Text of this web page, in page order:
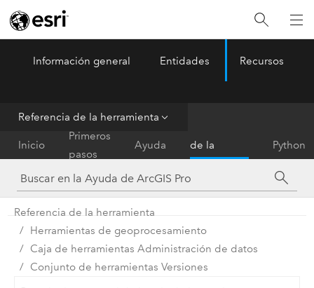
ArcGIS Pro Menu
Información general Entidades Recursos
Referencia de la herramienta
Inicio
Primeros
pasos
Ayuda
de la
herramienta
Python
Referencia de la herramienta
Herramientas de geoprocesamiento
Caja de herramientas Administración de datos
Conjunto de herramientas Versiones